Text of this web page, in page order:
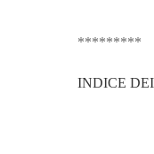
*********
INDICE